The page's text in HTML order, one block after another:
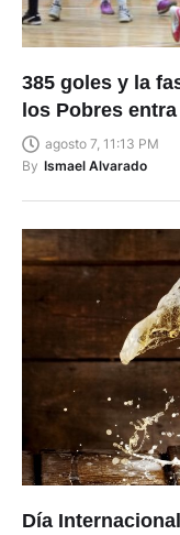
385 goles y la
los Pobres
agosto 7, 11:13 PM
By Ismael Alvarado
Día